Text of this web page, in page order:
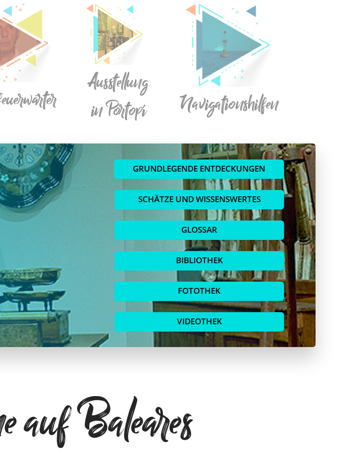
Ausstellung
in Portopí
Navigationshilfen
GRUNDLEGENDE ENTDECKUNGEN
SCHÄTZE UND WISSENSWERTES
GLOSSAR
BIBLIOTHEK
FOTOTHEK
VIDEOTHEK
auf Baleares